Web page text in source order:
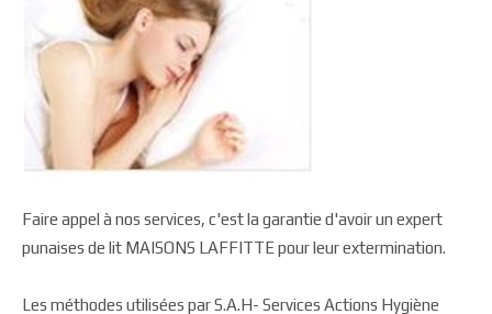
Faire appel à nos services, c'est la garantie d'avoir un expert
punaises de lit MAISONS LAFFITTE pour leur extermination.
Les méthodes utilisées par S.A.H- Services Actions Hygiène